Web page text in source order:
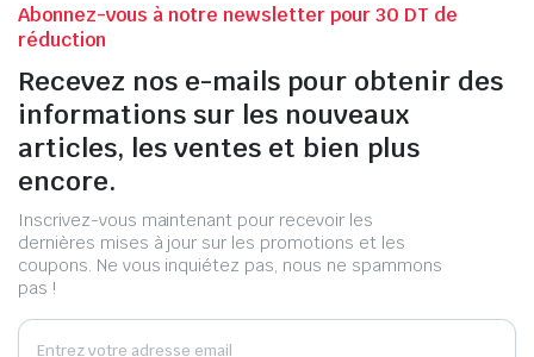
Abonnez-vous à notre newsletter pour 30 DT de
réduction
Recevez nos e-mails pour obtenir des
informations sur les nouveaux
articles, les ventes et bien plus
encore.
Inscrivez-vous maintenant pour recevoir les
dernières mises à jour sur les promotions et les
coupons. Ne vous inquiétez pas, nous ne spammons
pas !